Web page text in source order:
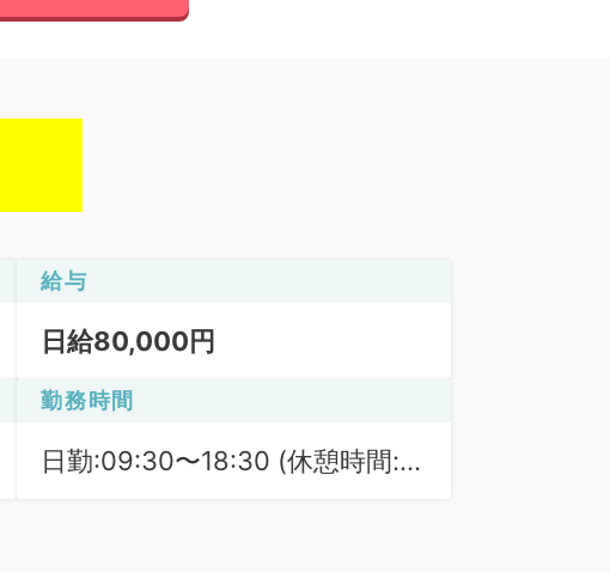
給与
日給80,000円
勤務時間
日勤:09:30〜18:30 (休憩時間: